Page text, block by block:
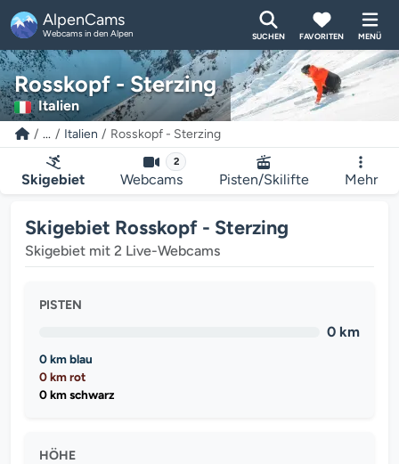
AlpenCams
Webcams in den Alpen SUCHEN FAVORITEN MENÜ
Rosskopf - Sterzing
Italien
... Italien Rosskopf - Sterzing
Skigebiet
2
Webcams Pisten/Skilifte Mehr
Skigebiet Rosskopf - Sterzing
Skigebiet mit 2 Live-Webcams
PISTEN
0 km
0 km blau
0 km rot
0 km schwarz
HÖHE